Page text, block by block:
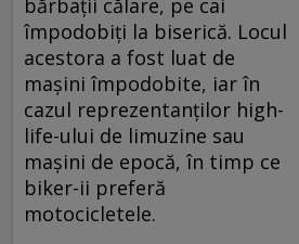
bărbaţii călare, pe cai
împodobiţi la biserică. Locul
acestora a fost luat de
maşini împodobite, iar în
cazul reprezentanţilor high-
life-ului de limuzine sau
maşini de epocă, în timp ce
biker-ii preferă
motocicletele.